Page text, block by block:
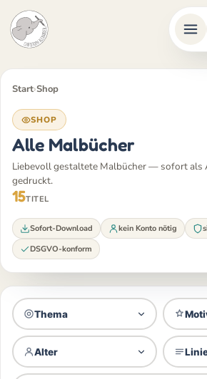
Inhalt
Start›Shop
SHOP
Alle Malbücher
Liebevoll gestaltete Malbücher — sofort als
gedruckt.
15TITEL
Sofort-Download kein Konto nötig
DSGVO-konform
Thema
Alter